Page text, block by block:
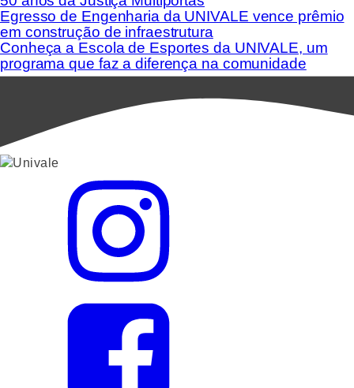
Egresso de Engenharia da UNIVALE vence prêmio
em construção de infraestrutura
Conheça a Escola de Esportes da UNIVALE, um
programa que faz a diferença na comunidade